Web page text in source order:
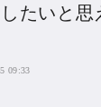
レード
たいと思
09:33